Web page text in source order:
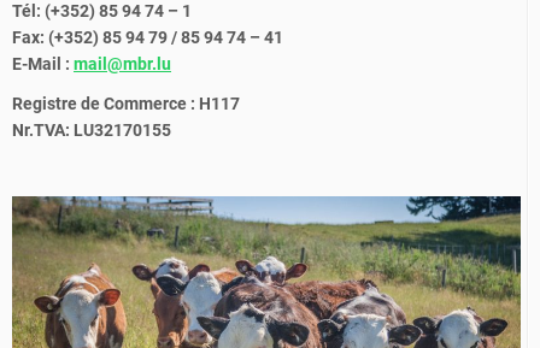
Tél: (+352) 85 94 74 – 1
Fax: (+352) 85 94 79 / 85 94 74 – 41
E-Mail : mail@mbr.lu
Registre de Commerce : H117
Nr.TVA: LU32170155